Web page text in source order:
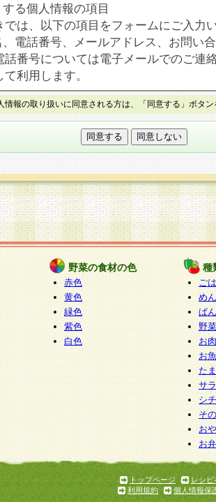
る個人情報の項目
では、以下の項目をフォームにご入力
、電話番号、メールアドレス、お問い
話番号については電子メールでのご連
利用します。
易に認識できない方法による個人情報
ムでは、セッション管理のためCookie
の第三者提供について
く個人情報は第三者に提供しません。
の委託について
の取り扱いを外部に委託する場合は、
基準を満たす企業を選定して委託を行
るよう監督します。
人情報の開示等および問い合わせ窓口
の求めにより、当社が本件により取得
目的の通知・開示・内容の訂正・追加
去及び第三者への提供の禁止（以下、
す。）に応じます。
応じる窓口は以下になります。
く食堂個人情報お客様相談窓口 paku-
を与えることは任意ですが、個人情報
だけない場合には、当社のサービスの
わせ・ご相談への対応ができない場合
情報の取り扱いに同意される方は、「同意する」ボタ
野菜の食材の色
赤色
黄色
緑色
紫色
白色
種
ご
めん
ぱん
野
お
お
た
サ
シ
そ
お
お
トップページ
レシピ
利用規約
個人情報保